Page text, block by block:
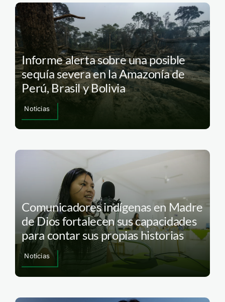
Informe alerta sobre una posible
sequía severa en la Amazonía de
Perú, Brasil y Bolivia
Noticias
Comunicadores indígenas en Madre
de Dios fortalecen sus capacidades
para contar sus propias historias
Noticias